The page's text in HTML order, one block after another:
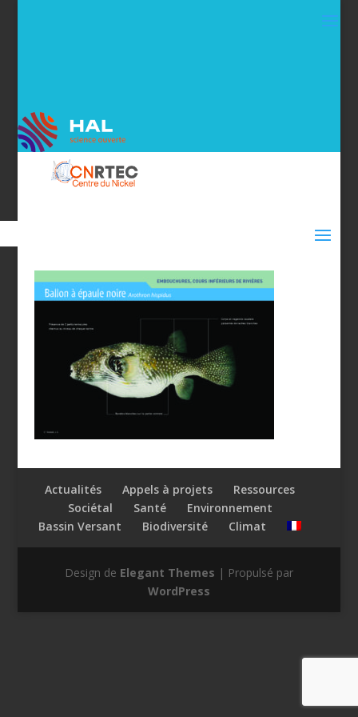
Actualités Appels à projets
Ressources
Sociétal
Santé
Environnement
Bassin Versant
Biodiversité Climat
Design de Elegant Themes | Propulsé par
WordPress